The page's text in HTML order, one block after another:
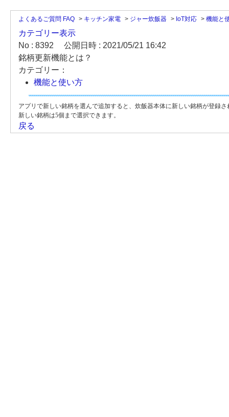
よくあるご質問 FAQ > キッチン家電 > ジャー炊飯器 > IoT対応 > 機能と
カテゴリー表示
No : 8392
公開日時 : 2021/05/21 16:42
銘柄更新機能とは？
カテゴリー：
機能と使い方
アプリで新しい銘柄を選んで追加すると、炊飯器本体に新しい銘柄が登録さ
新しい銘柄は5個まで選択できます。
戻る